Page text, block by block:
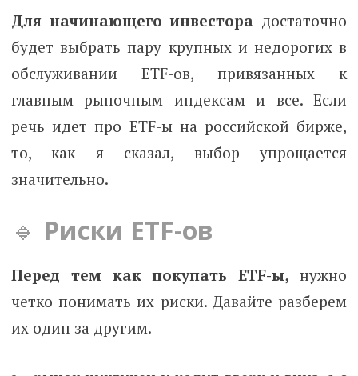
Для начинающего инвестора достаточно
будет выбрать пару крупных и недорогих в
обслуживании ETF-ов, привязанных к
главным рыночным индексам и все. Если
речь идет про ETF-ы на российской бирже,
то, как я сказал, выбор упрощается
значительно.
🔹 Риски ETF-ов
Перед тем как покупать ETF-ы,нужно
четко понимать их риски. Давайте разберем
их один за другим.